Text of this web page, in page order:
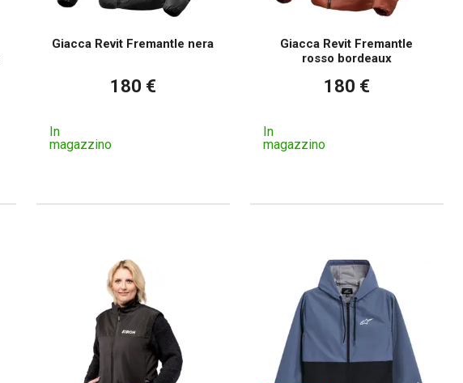
Giacca Revit Fremantle nera
180 €
In
magazzino
Giacca Revit Fremantle
rosso bordeaux
180 €
In
magazzino